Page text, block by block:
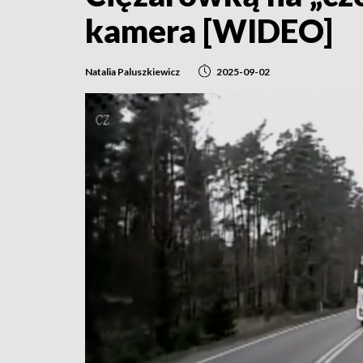
kamera [WIDEO]
Natalia Paluszkiewicz 2025-09-02